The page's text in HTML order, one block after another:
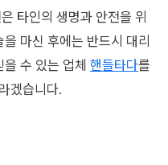
타인의 생명과 안전을 위
마신 후에는 반드시 대리
수 있는 업체 핸들타다를
겠습니다.